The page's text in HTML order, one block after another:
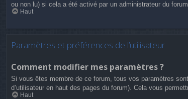
ou non lu) si cela a été activé par un administrateur du
Haut
Paramètres et préférences de l’utilisateur
Comment modifier mes paramètres ?
Si vous êtes membre de ce forum, tous vos paramètres
d’utilisateur en haut des pages du forum). Cela vous
Haut